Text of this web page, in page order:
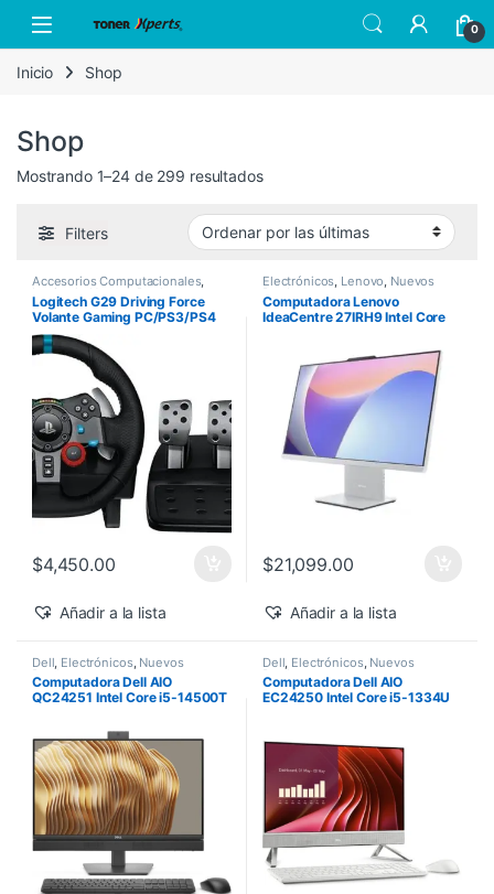
Open 0
Inicio Shop
Shop
Mostrando 1–24 de 299 resultadosSorted by latest
Filters
Accesorios Computacionales,
Logitech Nuevos Productos
Logitech G29 Driving Force
Volante Gaming PC/PS3/PS4
$4,450.00
Añadir a la lista
Electrónicos Lenovo Nuevos
Computadora Lenovo
IdeaCentre 27IRH9 Intel Core
512GB SSD Windows 11 Home
$21,099.00
Añadir a la lista
Dell Electrónicos, Nuevos
Productos
Computadora Dell AIO
QC24251 Intel Core i5-14500T
Windows 11 Pro
Dell Electrónicos, Nuevos
Productos
Computadora Dell AIO
EC24250 Intel Core i5-1334U